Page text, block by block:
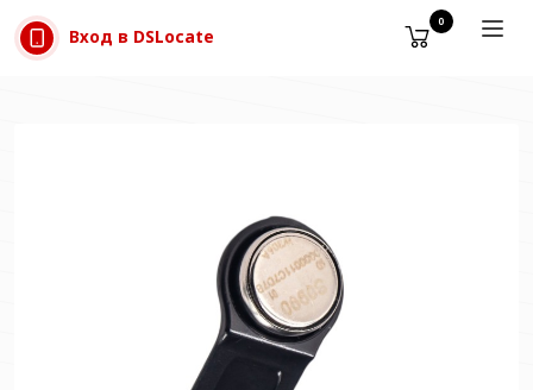
Прескачане към съдържанието
Вход в DSLocate
0